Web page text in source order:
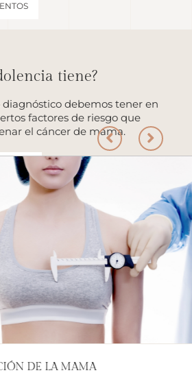
tiene?
debemos tener en
factores de riesgo que
el cáncer de mama.
DE LA MAMA